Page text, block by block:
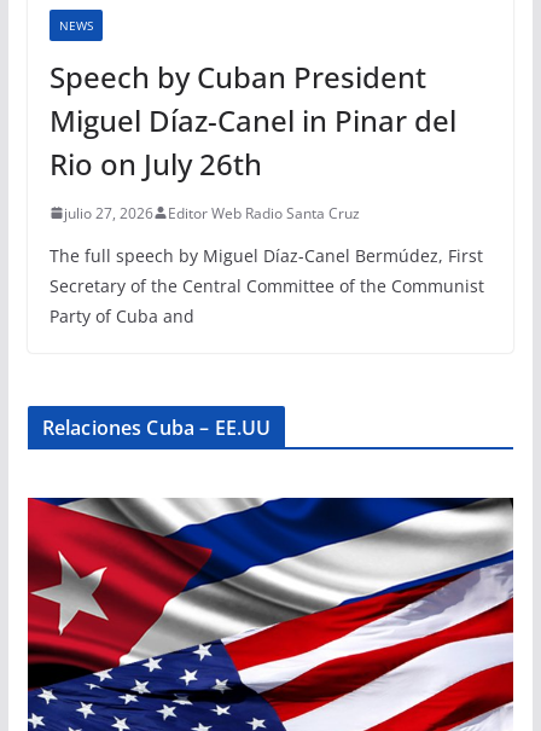
NEWS
Speech by Cuban President
Miguel Díaz-Canel in Pinar del
Rio on July 26th
julio 27, 2026 Editor Web Radio Santa Cruz
The full speech by Miguel Díaz-Canel Bermúdez, First
Secretary of the Central Committee of the Communist
Party of Cuba and
Relaciones Cuba – EE.UU